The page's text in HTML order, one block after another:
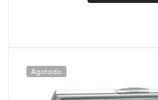
Agotado